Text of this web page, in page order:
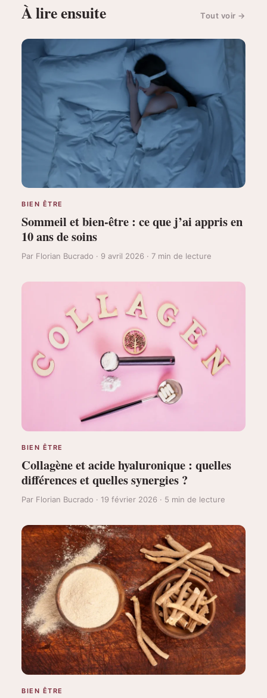
À lire ensuite Tout voir →
BIEN ÊTRE
Sommeil et bien-être : ce que j’ai appris en
10 ans de soins
Par Florian Bucrado · 9 avril 2026 · 7 min de lecture
BIEN ÊTRE
Collagène et acide hyaluronique : quelles
différences et quelles synergies ?
Par Florian Bucrado · 19 février 2026 · 5 min de lecture
BIEN ÊTRE